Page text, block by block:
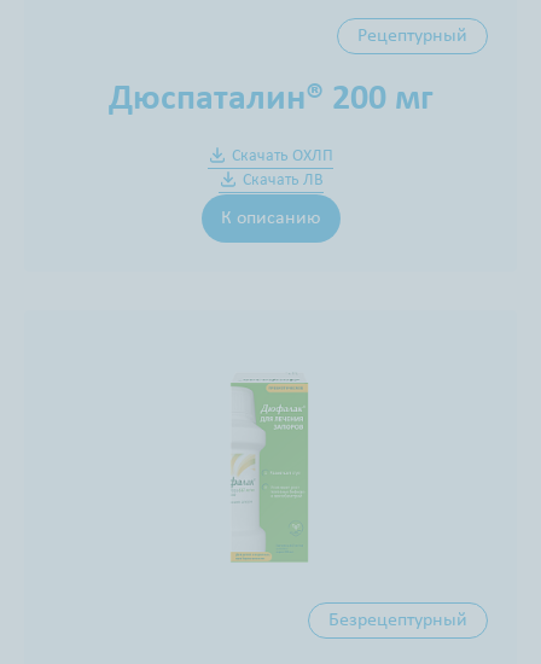
Рецептурный
Дюспаталин® 200 мг
Скачать ОХЛП
Скачать ЛВ
К описанию
Безрецептурный